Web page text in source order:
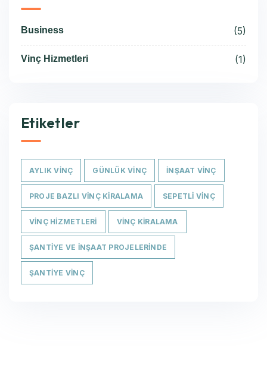
Business (5)
Vinç Hizmetleri (1)
Etiketler
AYLIK VINÇ GÜNLÜK VINÇ INŞAAT VINÇ
PROJE BAZLI VINÇ KIRALAMA SEPETLI VINÇ
VINÇ HIZMETLERI VINÇ KIRALAMA
ŞANTIYE VE İNŞAAT PROJELERINDE
ŞANTIYE VINÇ